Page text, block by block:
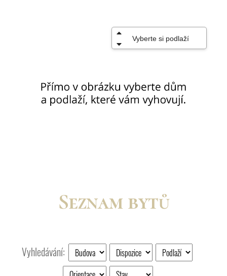
Seznam bytů
Vyhledávání: